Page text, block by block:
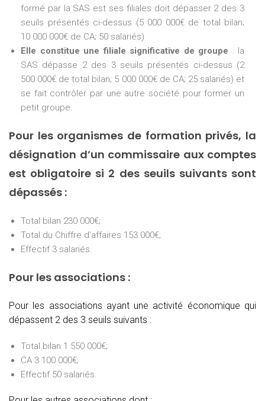
formé par la SAS est ses filiales doit dépasser 2 des 3
seuils présentés ci-dessus (5 000 000€ de total bilan;
10 000 000€ de CA; 50 salariés)
Elle constitue une filiale significative de groupe : la
SAS dépasse 2 des 3 seuils présentés ci-dessus (2
500 000€ de total bilan; 5 000 000€ de CA; 25 salariés) et
se fait contrôler par une autre société pour former un
petit groupe.
Pour les organismes de formation privés, la
désignation d’un commissaire aux comptes
est obligatoire si 2 des seuils suivants sont
dépassés :
Total bilan 230 000€;
Total du Chiffre d’affaires 153 000€;
Effectif 3 salariés.
Pour les associations :
Pour les associations ayant une activité économique qui
dépassent 2 des 3 seuils suivants :
Total bilan 1 550 000€;
CA 3 100 000€;
Effectif 50 salariés.